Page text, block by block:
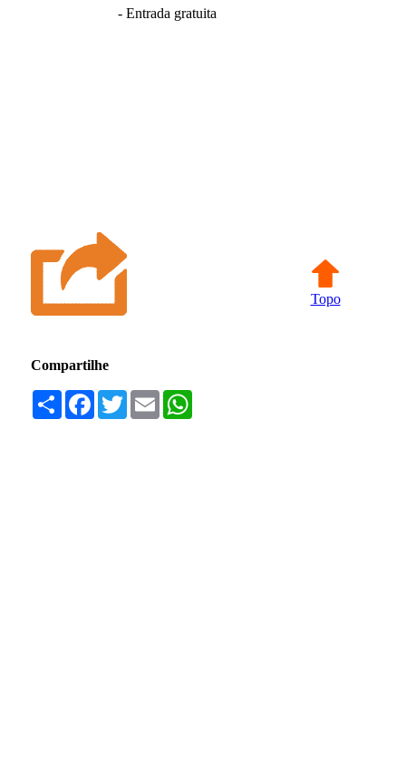
- Entrada gratuita
Topo
Compartilhe
Compartilhar
Facebook
TwitterEmail